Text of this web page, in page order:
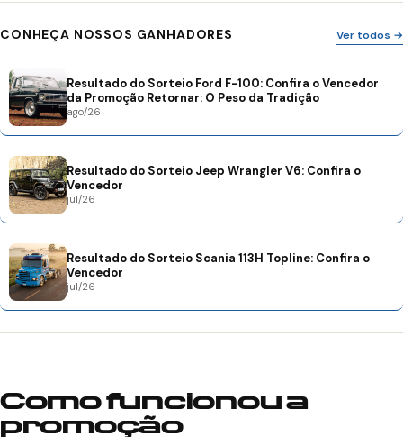
CONHEÇA NOSSOS GANHADORES Ver todos →
Resultado do Sorteio Ford F-100: Confira o Vencedor
da Promoção Retornar: O Peso da Tradição
ago/26
Resultado do Sorteio Jeep Wrangler V6: Confira o
Vencedor
jul/26
Resultado do Sorteio Scania 113H Topline: Confira o
Vencedor
jul/26
Como funcionou a
promoção